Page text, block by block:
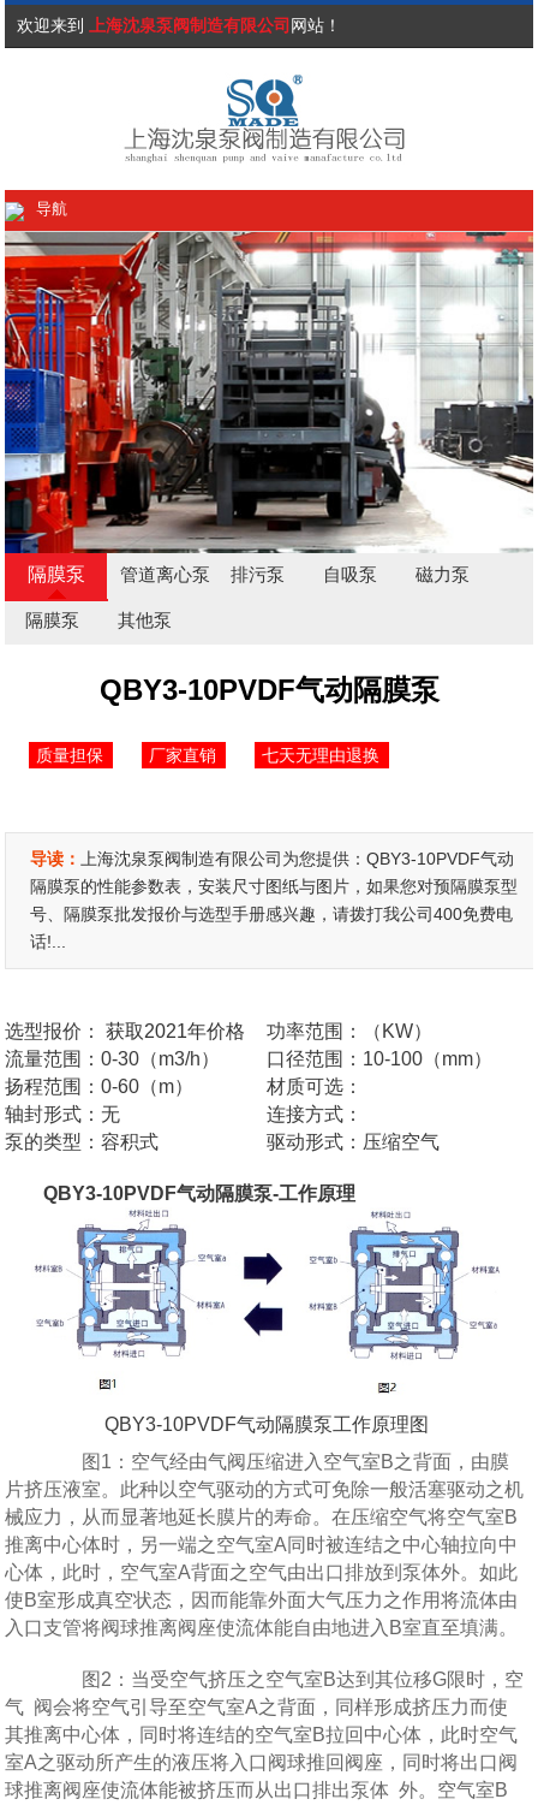
欢迎来到 上海沈泉泵阀制造有限公司 网站！
导航
隔膜泵 管道离心泵 排污泵 自吸泵 磁力泵
隔膜泵 其他泵
QBY3-10PVDF气动隔膜泵
质量担保 厂家直销 七天无理由退换
导读：
上海沈泉泵阀制造有限公司为您提供：QBY3-10PVDF气动
隔膜泵的性能参数表，安装尺寸图纸与图片，如果您对预隔膜泵型
号、隔膜泵批发报价与选型手册感兴趣，请拨打我公司400免费电
话!...
选型报价：
获取2021年价格
流量范围：0-30（m3/h）
扬程范围：0-60（m）
轴封形式：无
泵的类型：容积式
功率范围：（KW）
口径范围：10-100（mm）
材质可选：
连接方式：
驱动形式：压缩空气
QBY3-10PVDF气动隔膜泵-工作原理
QBY3-10PVDF气动隔膜泵工作原理图
图1：空气经由气阀压缩进入空气室B之背面，由膜
片挤压液室。此种以空气驱动的方式可免除一般活塞驱动之机
械应力，从而显著地延长膜片的寿命。在压缩空气将空气室B
推离中心体时，另一端之空气室A同时被连结之中心轴拉向中
心体，此时，空气室A背面之空气由出口排放到泵体外。如此
使B室形成真空状态，因而能靠外面大气压力之作用将流体由
入口支管将阀球推离阀座使流体能自由地进入B室直至填满。
图2：当受空气挤压之空气室B达到其位移G限时，空
气 阀会将空气引导至空气室A之背面，同样形成挤压力而使
其推离中心体，同时将连结的空气室B拉回中心体，此时空气
室A之驱动所产生的液压将入口阀球推回阀座，同时将出口阀
球推离阀座使流体能被挤压而从出口排出泵体 外。空气室B